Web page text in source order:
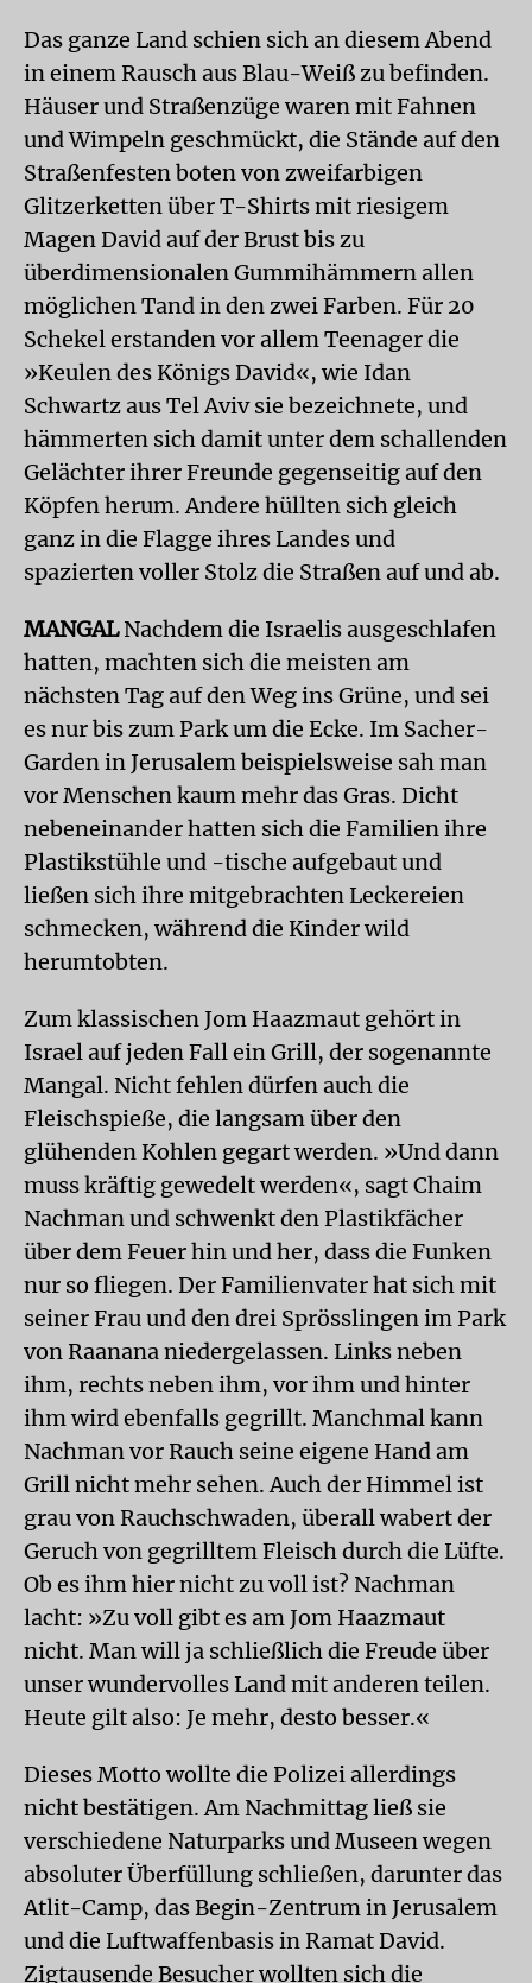
Das ganze Land schien sich an diesem Abend
in einem Rausch aus Blau-Weiß zu befinden.
Häuser und Straßenzüge waren mit Fahnen
und Wimpeln geschmückt, die Stände auf den
Straßenfesten boten von zweifarbigen
Glitzerketten über T-Shirts mit riesigem
Magen David auf der Brust bis zu
überdimensionalen Gummihämmern allen
möglichen Tand in den zwei Farben. Für 20
Schekel erstanden vor allem Teenager die
»Keulen des Königs David«, wie Idan
Schwartz aus Tel Aviv sie bezeichnete, und
hämmerten sich damit unter dem schallenden
Gelächter ihrer Freunde gegenseitig auf den
Köpfen herum. Andere hüllten sich gleich
ganz in die Flagge ihres Landes und
spazierten voller Stolz die Straßen auf und ab.
MANGALNachdem die Israelis ausgeschlafen
hatten, machten sich die meisten am
nächsten Tag auf den Weg ins Grüne, und sei
es nur bis zum Park um die Ecke. Im Sacher-
Garden in Jerusalem beispielsweise sah man
vor Menschen kaum mehr das Gras. Dicht
nebeneinander hatten sich die Familien ihre
Plastikstühle und -tische aufgebaut und
ließen sich ihre mitgebrachten Leckereien
schmecken, während die Kinder wild
herumtobten.
Zum klassischen Jom Haazmaut gehört in
Israel auf jeden Fall ein Grill, der sogenannte
Mangal. Nicht fehlen dürfen auch die
Fleischspieße, die langsam über den
glühenden Kohlen gegart werden. »Und dann
muss kräftig gewedelt werden«, sagt Chaim
Nachman und schwenkt den Plastikfächer
über dem Feuer hin und her, dass die Funken
nur so fliegen. Der Familienvater hat sich mit
seiner Frau und den drei Sprösslingen im Park
von Raanana niedergelassen. Links neben
ihm, rechts neben ihm, vor ihm und hinter
ihm wird ebenfalls gegrillt. Manchmal kann
Nachman vor Rauch seine eigene Hand am
Grill nicht mehr sehen. Auch der Himmel ist
grau von Rauchschwaden, überall wabert der
Geruch von gegrilltem Fleisch durch die Lüfte.
Ob es ihm hier nicht zu voll ist? Nachman
lacht: »Zu voll gibt es am Jom Haazmaut
nicht. Man will ja schließlich die Freude über
unser wundervolles Land mit anderen teilen.
Heute gilt also: Je mehr, desto besser.«
Dieses Motto wollte die Polizei allerdings
nicht bestätigen. Am Nachmittag ließ sie
verschiedene Naturparks und Museen wegen
absoluter Überfüllung schließen, darunter das
Atlit-Camp, das Begin-Zentrum in Jerusalem
und die Luftwaffenbasis in Ramat David.
Zigtausende Besucher wollten sich die